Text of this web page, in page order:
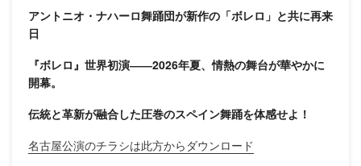
アントニオ・ナハーロ舞踊団が新作の「ボレロ」と共に再来
日
『ボレロ』世界初演――2026年夏、情熱の舞台が華やかに
開幕。
伝統と革新が融合した圧巻のスペイン舞踊を体感せよ！
名古屋公演のチラシは此方からダウンロード